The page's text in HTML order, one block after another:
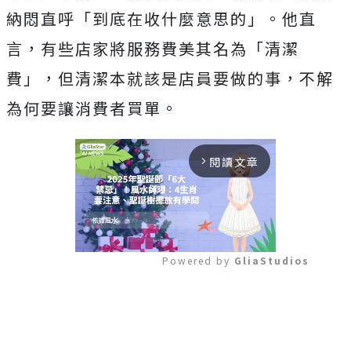
納悶直呼「到底在收什麼意思的」。他直
言，有些店家將服務費美其名為「清潔
費」，但清潔本就該是店員要做的事，不解
為何要讓消費者買單。
arrow_forward_ios 閱讀文章
Powered by GliaStudios